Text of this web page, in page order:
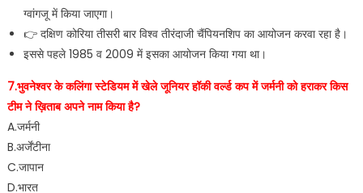
ग्वांगजू में किया जाएगा।
👉 दक्षिण कोरिया तीसरी बार विश्व तीरंदाजी चैंपियनशिप का आयोजन करवा रहा है।
इससे पहले 1985 व 2009 में इसका आयोजन किया गया था।
7.भुवनेश्वर के कलिंगा स्टेडियम में खेले जूनियर हॉकी वर्ल्ड कप में जर्मनी को हराकर किस
टीम ने ख़िताब अपने नाम किया है?
A.जर्मनी
B.अर्जेंटीना
C.जापान
D.भारत